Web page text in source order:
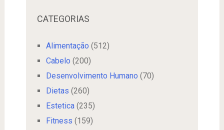
CATEGORIAS
Alimentação (512)
Cabelo (200)
Desenvolvimento Humano (70)
Dietas (260)
Estetica(235)
Fitness (159)